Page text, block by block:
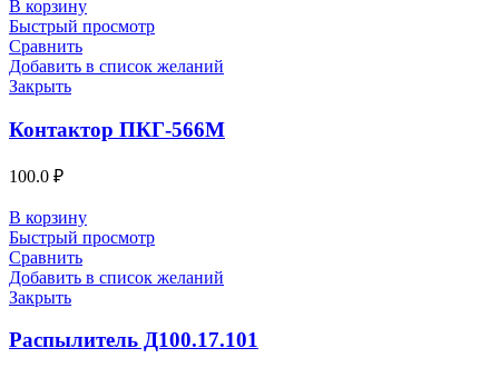
В корзину
Быстрый просмотр
Сравнить
Добавить в список желаний
Закрыть
Контактор ПКГ-566М
100.0 ₽
В корзину
Быстрый просмотр
Сравнить
Добавить в список желаний
Закрыть
Распылитель Д100.17.101